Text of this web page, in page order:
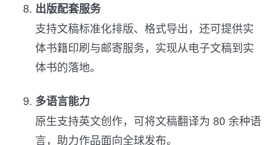
出版配套服务
支持文稿标准化排版、格式导出，还可提供实
体书籍印刷与邮寄服务，实现从电子文稿到实
体书的落地。
多语言能力
原生支持英文创作，可将文稿翻译为 80 余种语
言，助力作品面向全球发布。